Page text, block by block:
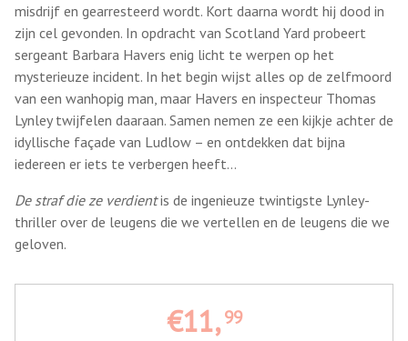
misdrijf en gearresteerd wordt. Kort daarna wordt hij dood in
zijn cel gevonden. In opdracht van Scotland Yard probeert
sergeant Barbara Havers enig licht te werpen op het
mysterieuze incident. In het begin wijst alles op de zelfmoord
van een wanhopig man, maar Havers en inspecteur Thomas
Lynley twijfelen daaraan. Samen nemen ze een kijkje achter de
idyllische façade van Ludlow – en ontdekken dat bijna
iedereen er iets te verbergen heeft…
De straf die ze verdientis de ingenieuze twintigste Lynley-
thriller over de leugens die we vertellen en de leugens die we
geloven.
€11,99